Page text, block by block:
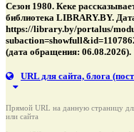
Сезон 1980. Кеке
библиотека LIBRARY.BY.
https://library.by/portalus/
(дата обращения: 06.08.2026).
URL для сайта, блога
Прямой URL на данную страницу
или сайта